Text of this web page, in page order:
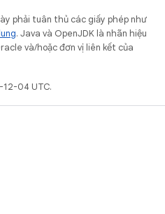
phải tuân thủ các giấy phép như
. Java và OpenJDK là nhãn hiệu
và/hoặc đơn vị liên kết của
04 UTC.